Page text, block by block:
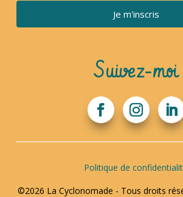
Je m'inscris
Suivez-moi
Politique de
©2026 La Cyclonomade - Tous droits